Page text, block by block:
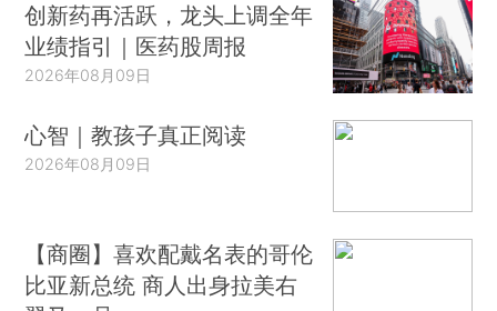
创新药再活跃，龙头上调全年
业绩指引｜医药股周报
2026年08月09日
心智｜教孩子真正阅读
2026年08月09日
【商圈】喜欢配戴名表的哥伦
比亚新总统 商人出身拉美右